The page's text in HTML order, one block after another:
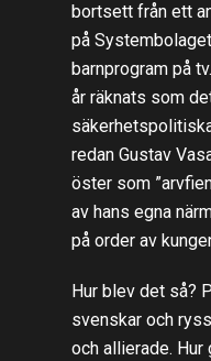
bortsett från ett
på
barnprogram på
år räknats som
redan Gustav
öster som
av hans egna
på order av
Hur blev det så?
svenskar och
och allierade.